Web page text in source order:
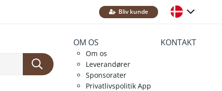
Bliv kunde
OM OS
Om os
Leverandører
Sponsorater
Privatlivspolitik App
KONTAKT